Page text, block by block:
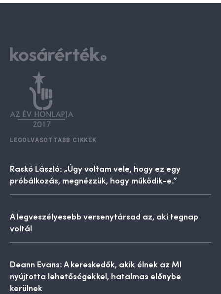
LEGOLVASOTTABB CIKKEK
Raskó László: „Úgy voltam vele, hogy ez egy
próbálkozás, megnézzük, hogy működik-e.”
A legveszélyesebb versenytársad az, aki tegnap
voltál
Deann Evans: A kereskedők, akik élnek az MI
nyújtotta lehetőségekkel, hatalmas előnybe
kerülnek